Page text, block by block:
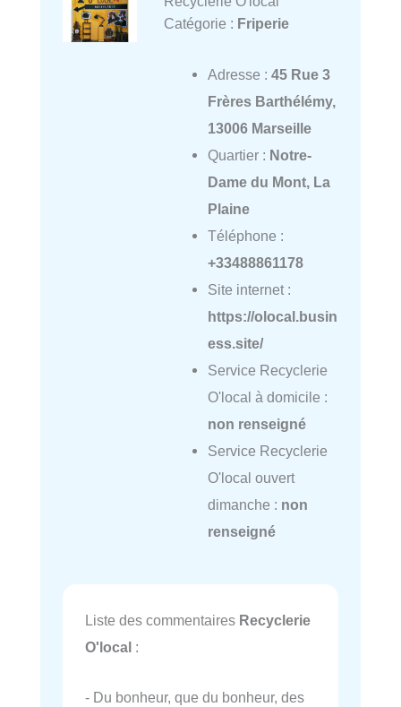
Catégorie : Friperie
Adresse : 45 Rue 3
Frères Barthélémy,
13006 Marseille
Quartier : Notre-
Dame du Mont, La
Plaine
Téléphone :
+33488861178
Site internet :
https://olocal.busin
ess.site/
Service Recyclerie
O'local à domicile :
non renseigné
Service Recyclerie
O'local ouvert
dimanche : non
renseigné
Liste des commentaires Recyclerie
O'local :
- Du bonheur, que du bonheur, des